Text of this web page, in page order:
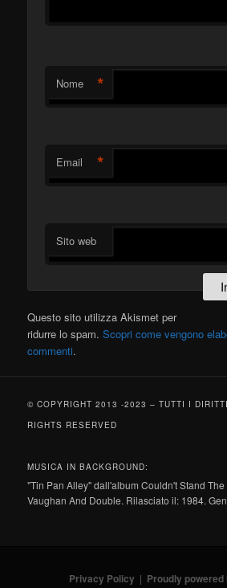
Nome *
Email *
Sito web
Questo sito utilizza Akismet per
ridurre lo spam.Scopri come vengono
commenti.
© COPYRIGHT 2013 -2023 – TUTTI I
RIGHTS RESERVED
MUSICA IN BACKGROUND:
"Tin Pan Alley" dall'album Couldn't Stand
Vaughan And Double. Rilasciato il: 1984.
Privacy Policy Proudly